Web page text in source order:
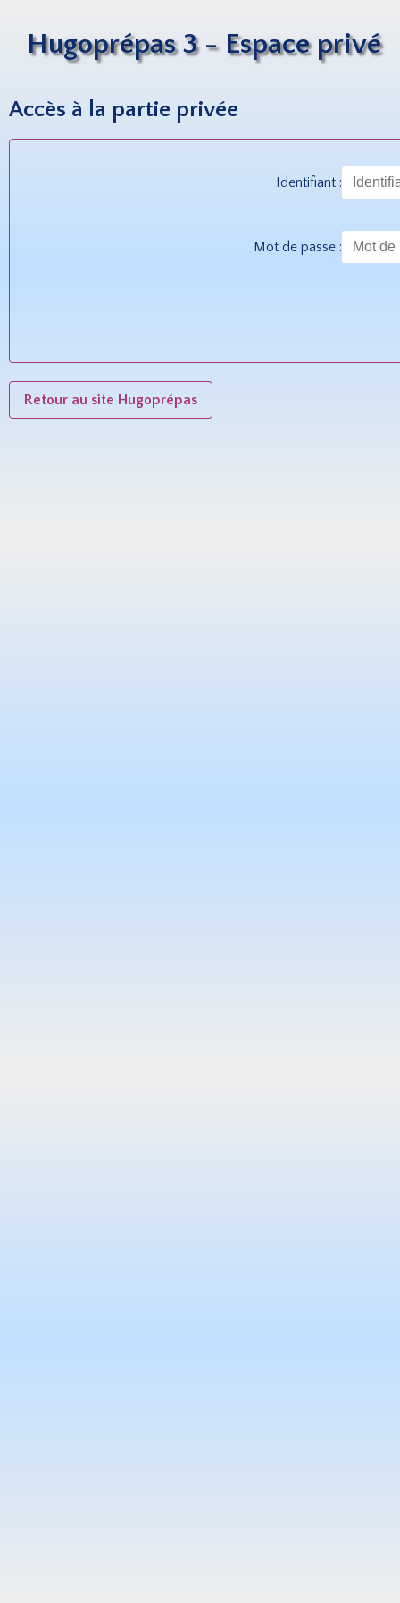
Hugoprépas 3 - Espace privé
Accès à la partie privée
Identifiant :
Mot de passe :
Retour au site Hugoprépas